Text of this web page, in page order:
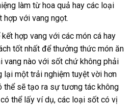
làm từ hoa quả hay các loại
hợp với vang ngọt.
hợp vang với các món cá hay
tốt nhất để thưởng thức món ăn
vang nào với sốt chứ không phải
lại một trải nghiệm tuyệt vời hơn
sẽ tạo ra sự tương tác không
thể lấy ví dụ, các loại sốt có vị